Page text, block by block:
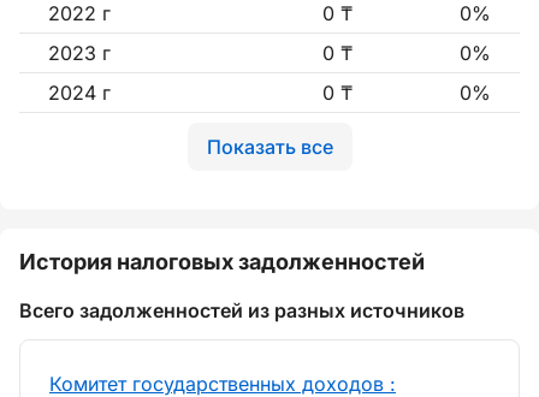
2022 г
0 ₸
0%
2023 г
0 ₸
0%
2024 г
0 ₸ 0%
Показать все
История налоговых задолженностей
Всего задолженностей из разных источников
Комитет государственных доходов :